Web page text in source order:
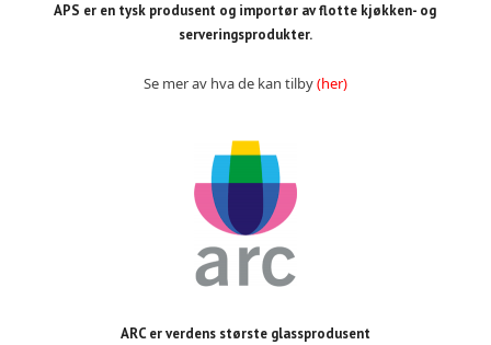
APS er en tysk produsent og importør av flotte kjøkken- og
serveringsprodukter.
Se mer av hva de kan tilby(her)
ARC er verdens største glassprodusent